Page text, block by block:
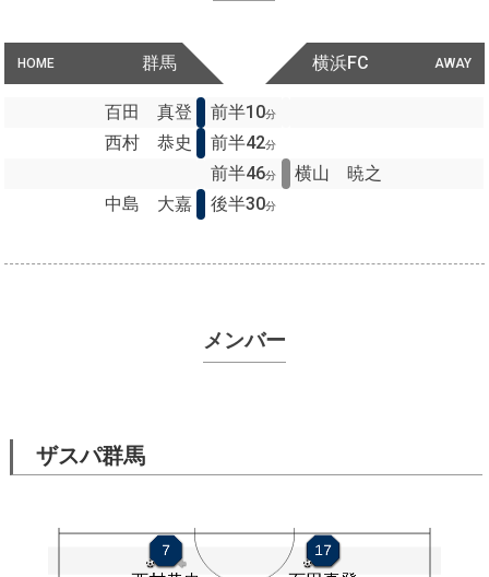
HOME 群馬 AWAY
横浜FC
百田 真登 前半10分
西村 恭史 前半42分
前半46分
横山 暁之
中島 大嘉
後半30分
メンバー
ザスパ群馬